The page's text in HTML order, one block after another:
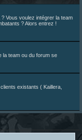
Vous voulez intégrer la team
? Alors entrez !
la team ou du forum se
existants ( Kaillera,